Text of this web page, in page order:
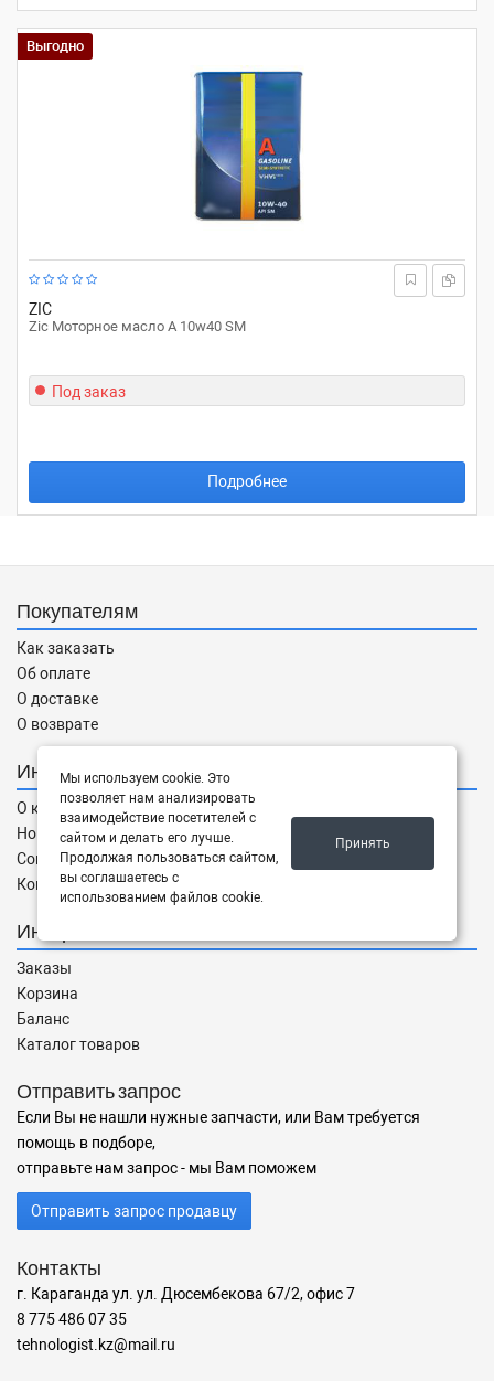
ZIC
Zic Моторное масло A 10w40 SM
Выгодно
Под заказ
Подробнее
Покупателям
Как заказать
Об оплате
О доставке
О возврате
Информация
О компании
Новости
Соглашение
Контакты
Интернет магазин
Заказы
Корзина
Баланс
Каталог товаров
Отправить запрос
Если Вы не нашли нужные запчасти, или Вам требуется
помощь в подборе,
отправьте нам запрос - мы Вам поможем
Отправить запрос продавцу
Контакты
г. Караганда ул. ул. Дюсембекова 67/2, офис 7
8 775 486 07 35
tehnologist.kz@mail.ru
Мы используем cookie. Это
позволяет нам анализировать
взаимодействие посетителей с
сайтом и делать его лучше.
Продолжая пользоваться сайтом,
вы соглашаетесь с
использованием файлов cookie.
Принять